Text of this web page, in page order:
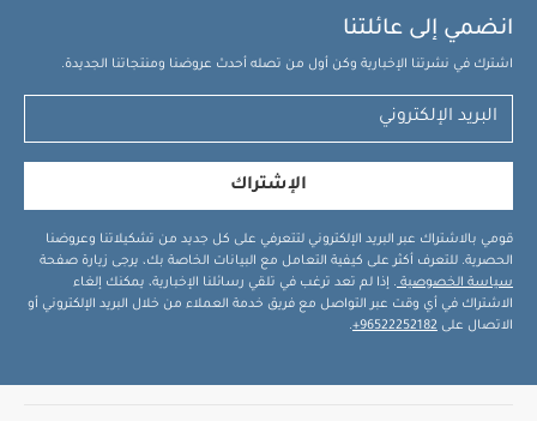
انضمي إلى عائلتنا
اشترك في نشرتنا الإخبارية وكن أول من تصله أحدث عروضنا ومنتجاتنا الجديدة.
الإشتراك
قومي بالاشتراك عبر البريد الإلكتروني لتتعرفي على كل جديد من تشكيلاتنا وعروضنا
الحصرية. للتعرف أكثر على كيفية التعامل مع البيانات الخاصة بك، يرجى زيارة صفحة
سياسة الخصوصية . إذا لم تعد ترغب في تلقي رسائلنا الإخبارية، يمكنك إلغاء
الاشتراك في أي وقت عبر التواصل مع فريق خدمة العملاء من خلال البريد الإلكتروني أو
الاتصال على 96522252182+
.